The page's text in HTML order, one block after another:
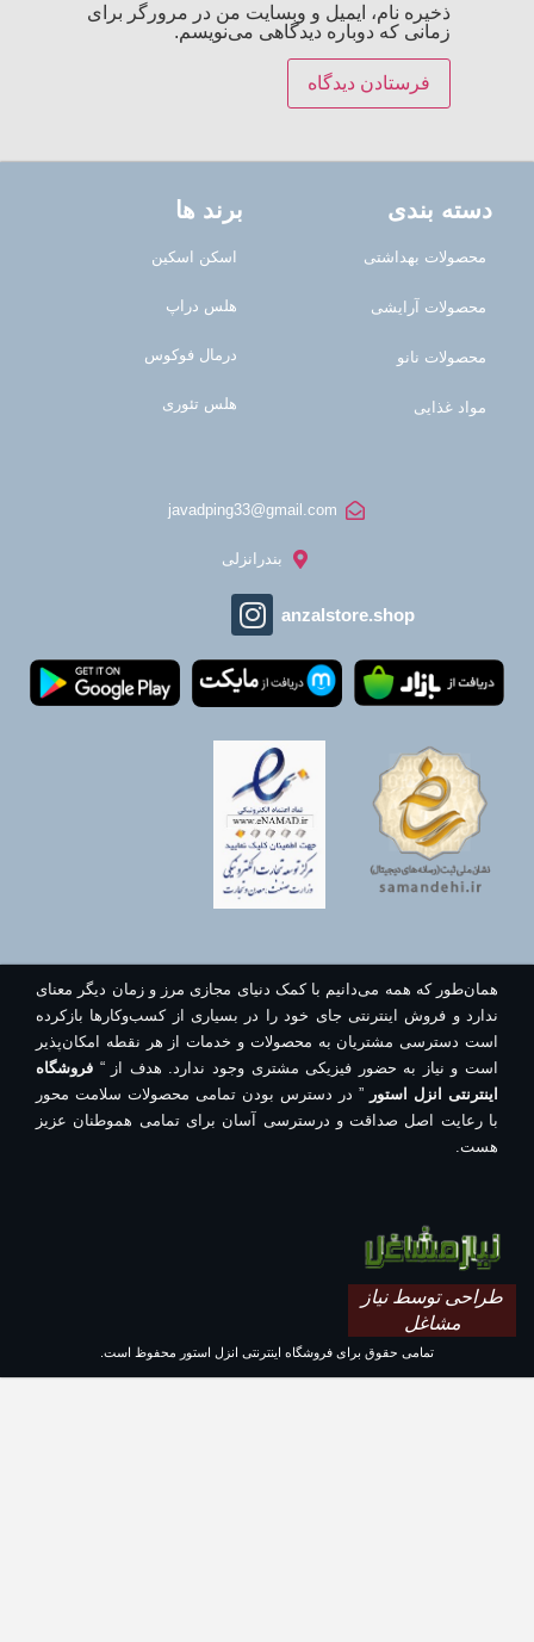
ذخیره نام، ایمیل و وبسایت من در مرورگر برای
زمانی که دوباره دیدگاهی می‌نویسم.
دسته بندی
محصولات بهداشتی
محصولات آرایشی
محصولات نانو
مواد غذایی
برند ها
اسکن اسکین
هلس دراپ
درمال فوکوس
هلس تئوری
javadping33@gmail.com
بندرانزلی
anzalstore.shop
همان‌طور که همه می‌دانیم با کمک دنیای مجازی مرز و زمان دیگر معنای
ندارد و فروش اینترنتی جای خود را در بسیاری از کسب‌وکارها بازکرده
است دسترسی مشتریان به محصولات و خدمات از هر نقطه امکان‌پذیر
است و نیاز به حضور فیزیکی مشتری وجود ندارد. هدف از “ فروشگاه
اینترنتی انزل استور” در دسترس بودن تمامی محصولات سلامت محور
با رعایت اصل صداقت و درسترسی آسان برای تمامی هموطنان عزیز
هست.
طراحی توسط نیاز
مشاغل
تمامی حقوق برای فروشگاه اینترنتی انزل استور محفوظ است.